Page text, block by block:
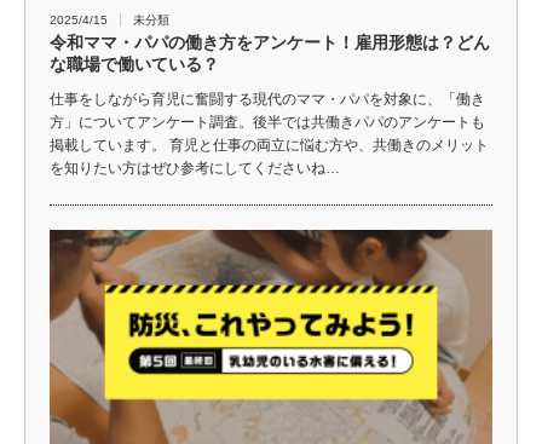
2025/4/15 未分類
令和ママ・パパの働き方をアンケート！雇用形態は？どん
な職場で働いている？
仕事をしながら育児に奮闘する現代のママ・パパを対象に、「働き
方」についてアンケート調査。後半では共働きパパのアンケートも
掲載しています。 育児と仕事の両立に悩む方や、共働きのメリット
を知りたい方はぜひ参考にしてくださいね…